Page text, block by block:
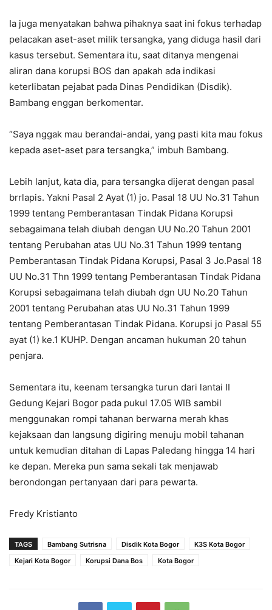
Ia juga menyatakan bahwa pihaknya saat ini fokus terhadap
pelacakan aset-aset milik tersangka, yang diduga hasil dari
kasus tersebut. Sementara itu, saat ditanya mengenai
aliran dana korupsi BOS dan apakah ada indikasi
keterlibatan pejabat pada Dinas Pendidikan (Disdik).
Bambang enggan berkomentar.
“Saya nggak mau berandai-andai, yang pasti kita mau fokus
kepada aset-aset para tersangka,” imbuh Bambang.
Lebih lanjut, kata dia, para tersangka dijerat dengan pasal
brrlapis. Yakni Pasal 2 Ayat (1) jo. Pasal 18 UU No.31 Tahun
1999 tentang Pemberantasan Tindak Pidana Korupsi
sebagaimana telah diubah dengan UU No.20 Tahun 2001
tentang Perubahan atas UU No.31 Tahun 1999 tentang
Pemberantasan Tindak Pidana Korupsi, Pasal 3 Jo.Pasal 18
UU No.31 Thn 1999 tentang Pemberantasan Tindak Pidana
Korupsi sebagaimana telah diubah dgn UU No.20 Tahun
2001 tentang Perubahan atas UU No.31 Tahun 1999
tentang Pemberantasan Tindak Pidana. Korupsi jo Pasal 55
ayat (1) ke.1 KUHP. Dengan ancaman hukuman 20 tahun
penjara.
Sementara itu, keenam tersangka turun dari lantai II
Gedung Kejari Bogor pada pukul 17.05 WIB sambil
menggunakan rompi tahanan berwarna merah khas
kejaksaan dan langsung digiring menuju mobil tahanan
untuk kemudian ditahan di Lapas Paledang hingga 14 hari
ke depan. Mereka pun sama sekali tak menjawab
berondongan pertanyaan dari para pewarta.
Fredy Kristianto
TAGS Bambang Sutrisna Disdik Kota Bogor
K3S Kota Bogor
Kejari Kota Bogor
Korupsi Dana Bos Kota Bogor